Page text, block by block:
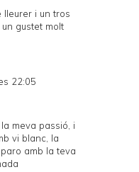
lleurer i un tros
gustet molt
22:05
meva passió, i
vi blanc, la
amb la teva